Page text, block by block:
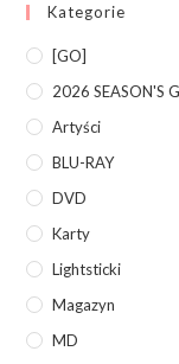
Kategorie
[GO]
2026 SEASON'S
Artyści
BLU-RAY
DVD
Karty
Lightsticki
Magazyn
MD